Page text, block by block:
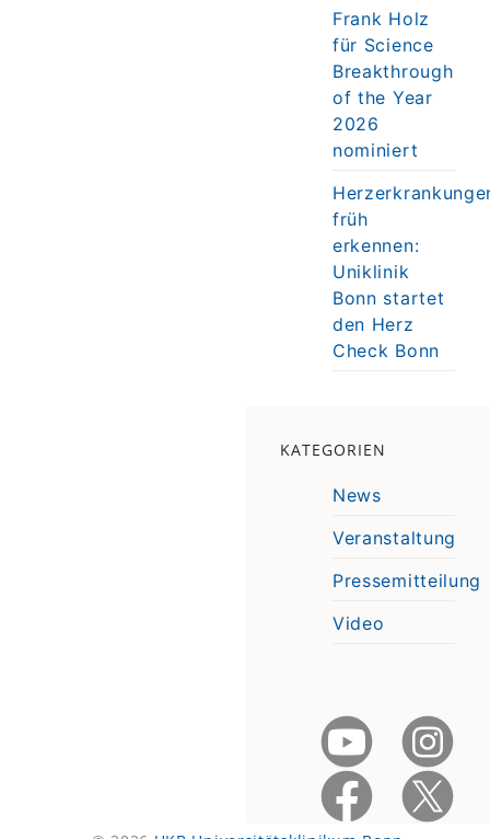
Frank Holz
für Science
Breakthrough
of the Year
2026
nominiert
früh
erkennen:
Uniklinik
Bonn startet
den Herz
Check Bonn
KATEGORIEN
News
Veranstaltung
Pressemitteilung
Video